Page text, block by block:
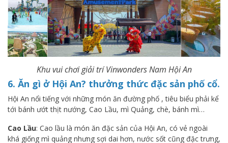
Khu vui chơi giải trí Vinwonders Nam Hội An
6. Ăn gì ở Hội An? thưởng thức đặc sản phố cổ.
Hội An nổi tiếng với những món ăn đường phố , tiêu biểu phải kể
tới bánh ướt thịt nướng, Cao Lầu, mì Quảng, chè, bánh mì…
Cao Lầu: Cao lầu là món ăn đặc sản của Hội An, có vẻ ngoài
khá giống mì quảng nhưng sợi dai hơn, nước sốt cũng đặc trưng,